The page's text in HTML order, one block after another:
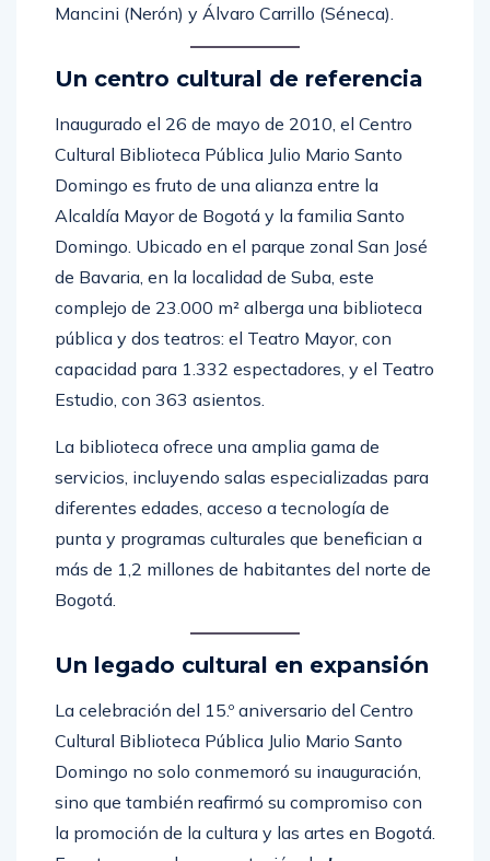
Mancini (Nerón) y Álvaro Carrillo (Séneca).
Un centro cultural de referencia
Inaugurado el 26 de mayo de 2010, el Centro
Cultural Biblioteca Pública Julio Mario Santo
Domingo es fruto de una alianza entre la
Alcaldía Mayor de Bogotá y la familia Santo
Domingo. Ubicado en el parque zonal San José
de Bavaria, en la localidad de Suba, este
complejo de 23.000 m² alberga una biblioteca
pública y dos teatros: el Teatro Mayor, con
capacidad para 1.332 espectadores, y el Teatro
Estudio, con 363 asientos.
La biblioteca ofrece una amplia gama de
servicios, incluyendo salas especializadas para
diferentes edades, acceso a tecnología de
punta y programas culturales que benefician a
más de 1,2 millones de habitantes del norte de
Bogotá.
Un legado cultural en expansión
La celebración del 15.º aniversario del Centro
Cultural Biblioteca Pública Julio Mario Santo
Domingo no solo conmemoró su inauguración,
sino que también reafirmó su compromiso con
la promoción de la cultura y las artes en Bogotá.